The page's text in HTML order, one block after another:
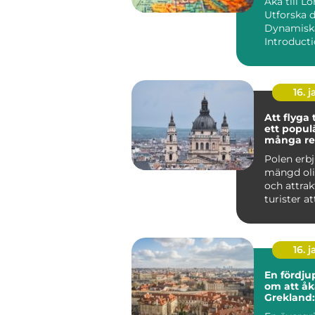
Utforska
16.
Att flyga
ett
många
det
och dess
Polen
mängd
och
turister
16.
En
om att